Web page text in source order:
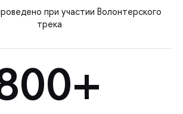
при участии Волонтерского
трека